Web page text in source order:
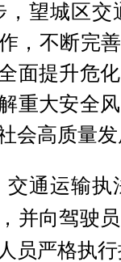
，望城区交
，不断完
面提升危
重大安全
会高质量
交通运输
并向驾驶
员严格执